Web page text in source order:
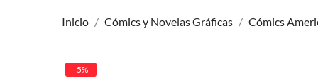
Inicio Cómics y Novelas Gráficas Cómics
-5%